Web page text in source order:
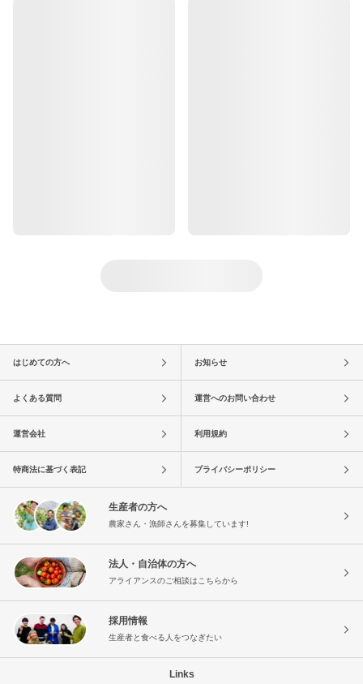
はじめての方へ お知らせ
よくある質問 運営へのお問い合わせ
運営会社 利用規約
特商法に基づく表記 プライバシーポリシー
生産者の方へ
農家さん・漁師さんを募集しています!
法人・自治体の方へ
アライアンスのご相談はこちらから
採用情報
生産者と食べる人をつなぎたい
Links